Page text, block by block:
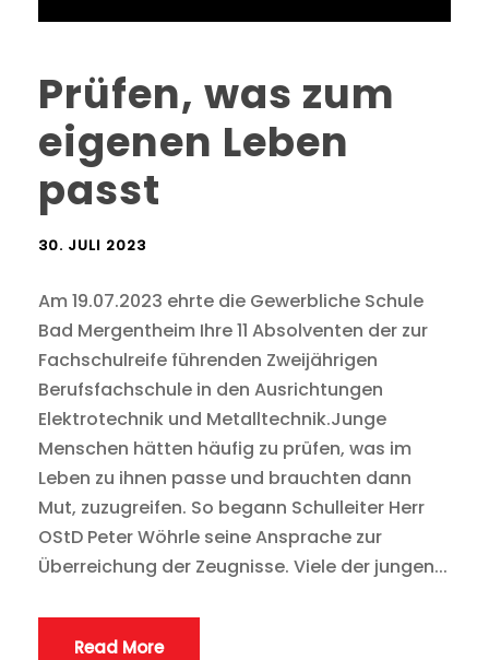
Prüfen, was zum
eigenen Leben
passt
30. JULI 2023
Am 19.07.2023 ehrte die Gewerbliche Schule
Bad Mergentheim Ihre 11 Absolventen der zur
Fachschulreife führenden Zweijährigen
Berufsfachschule in den Ausrichtungen
Elektrotechnik und Metalltechnik.Junge
Menschen hätten häufig zu prüfen, was im
Leben zu ihnen passe und brauchten dann
Mut, zuzugreifen. So begann Schulleiter Herr
OStD Peter Wöhrle seine Ansprache zur
Überreichung der Zeugnisse. Viele der jungen...
Read More